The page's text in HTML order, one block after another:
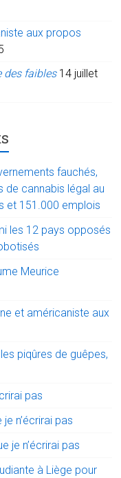
aux propos
des faibles 14 juillet
fauchés,
de cannabis légal au
et 151.000 emplois
les 12 pays opposés
Meurice
et américaniste aux
piqûres de guêpes,
pas
n’écrirai pas
je n’écrirai pas
à Liège pour